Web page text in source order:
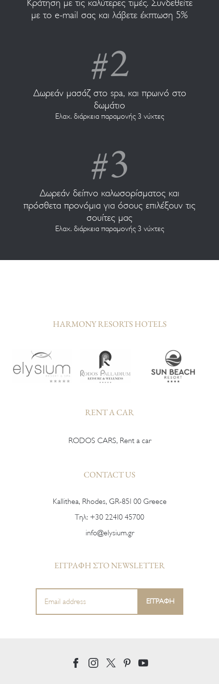
Κράτηση με τις καλύτερες τιμές. Συνδεθείτε
με το e-mail σας και λάβετε έκπτωση 5%
Δωρεάν μασάζ στο spa, και πρωινό στο
δωμάτιο
Ελαχ. διάρκεια παραμονής 3 νύχτες
Δωρεάν δείπνο καλωσορίσματος και
πρόσθετα προνόμια για όσους επιλέξουν τις
σουίτες μας
Ελαχ. διάρκεια παραμονής 3 νύχτες
HARMONY RESORTS HOTELS
RENT A CAR
RODOS CARS, Rent a car
CONTACT US
Kallithea, Rhodes, GR-851 00 Greece
Тηλ: +30 22410 45700
info@elysium.gr
ΕΓΓΡΑΦΗ ΣΤΟ NEWSLETTER